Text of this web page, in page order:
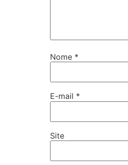
Nome *
E-mail *
Site